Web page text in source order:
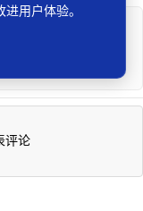
评论
用户体验。